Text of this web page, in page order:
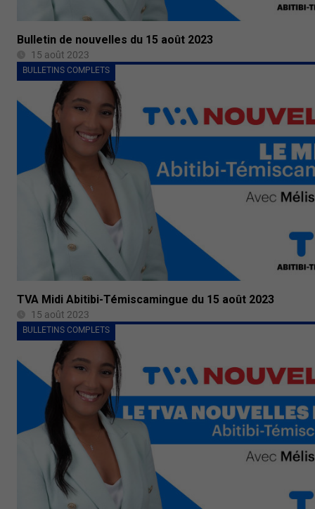
Bulletin de nouvelles du 15 août 2023
15 août 2023
BULLETINS COMPLETS
TVA Midi Abitibi-Témiscamingue du 15 août 2023
15 août 2023
BULLETINS COMPLETS